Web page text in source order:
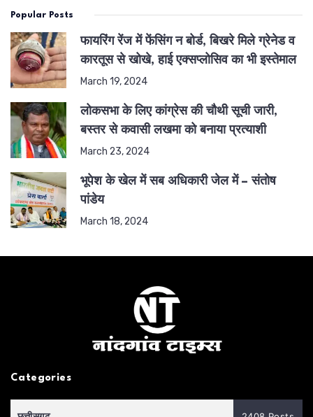
Popular Posts
फायरिंग रेंज में फेंसिंग न बोर्ड, बिखरे मिले ग्रेनेड व
कारतूस से खोखे, हाई एक्सप्लोसिव का भी इस्तेमाल
March 19, 2024
लोकसभा के लिए कांग्रेस की चौथी सूची जारी,
बस्तर से कवासी लखमा को बनाया प्रत्याशी
March 23, 2024
भूपेश के खेल में सब अधिकारी जेल में – संतोष
पांडेय
March 18, 2024
Categories